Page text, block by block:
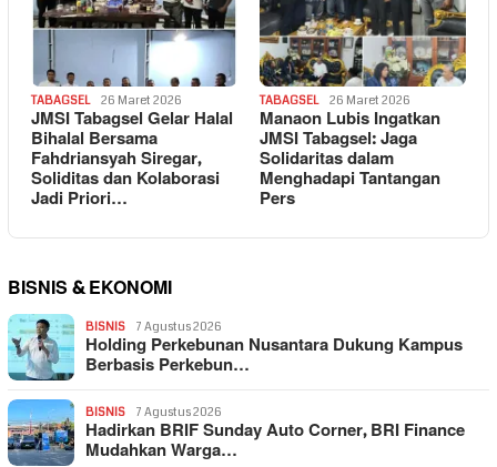
TABAGSEL 26 Maret 2026
JMSI Tabagsel Gelar Halal
Bihalal Bersama
Fahdriansyah Siregar,
Soliditas dan Kolaborasi
Jadi Priori…
TABAGSEL 26 Maret 2026
Manaon Lubis Ingatkan
JMSI Tabagsel: Jaga
Solidaritas dalam
Menghadapi Tantangan
Pers
BISNIS & EKONOMI
BISNIS 7 Agustus 2026
Holding Perkebunan Nusantara Dukung Kampus
Berbasis Perkebun…
BISNIS 7 Agustus 2026
Hadirkan BRIF Sunday Auto Corner, BRI Finance
Mudahkan Warga…